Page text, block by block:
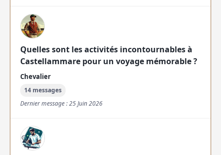
Quelles sont les activités incontournables à
Castellammare pour un voyage mémorable ?
Chevalier
14 messages
Dernier message : 25 Juin 2026